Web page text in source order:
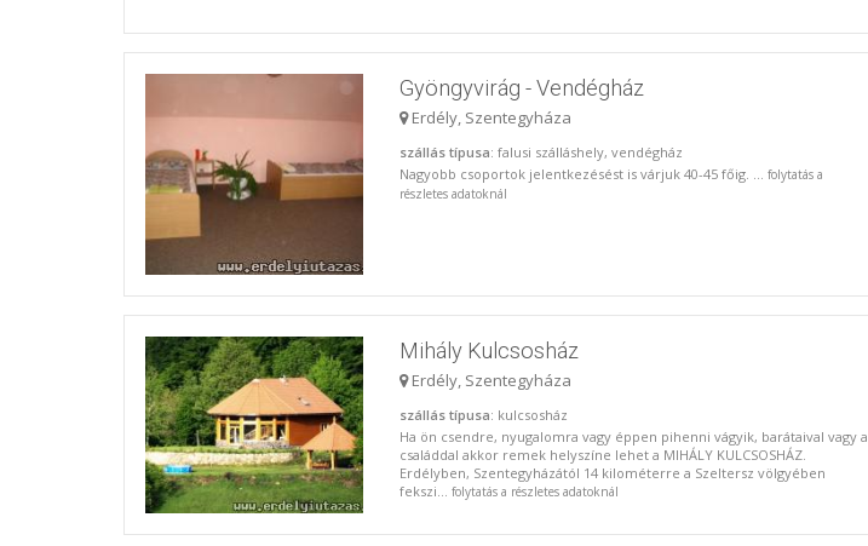
Gyöngyvirág - Vendégház
Erdély, Szentegyháza
szállás típusa: falusi szálláshely, vendégház
Nagyobb csoportok jelentkezésést is várjuk 40-45 főig. ... folytatás a
részletes adatoknál
Mihály Kulcsosház
Erdély, Szentegyháza
szállás típusa: kulcsosház
Ha ön csendre, nyugalomra vagy éppen pihenni vágyik, barátaival vagy a
családdal akkor remek helyszíne lehet a MIHÁLY KULCSOSHÁZ.
Erdélyben, Szentegyházától 14 kilométerre a Szeltersz völgyében
fekszi... folytatás a részletes adatoknál